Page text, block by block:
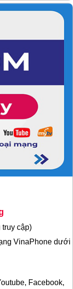
cập)
VinaPhone dưới
Facebook,